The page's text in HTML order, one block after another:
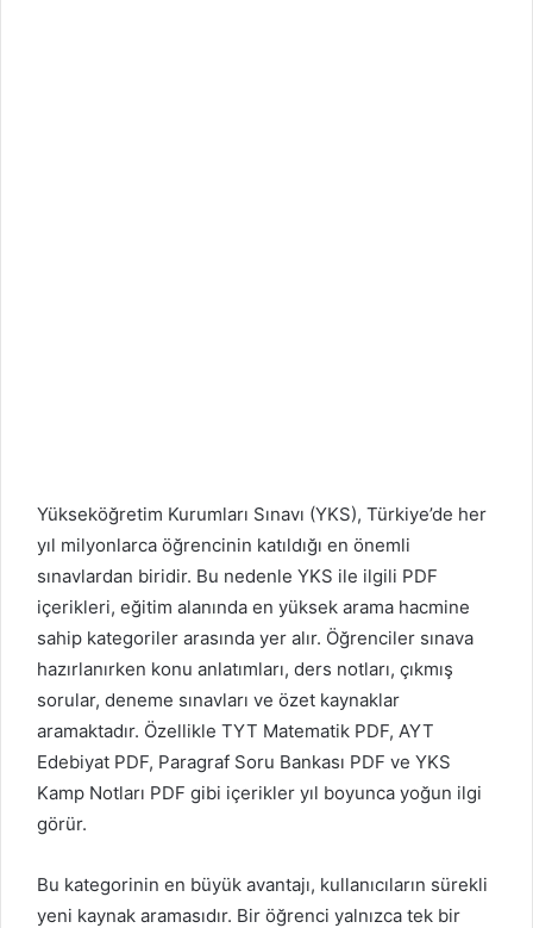
Yükseköğretim Kurumları Sınavı (YKS), Türkiye’de her
yıl milyonlarca öğrencinin katıldığı en önemli
sınavlardan biridir. Bu nedenle YKS ile ilgili PDF
içerikleri, eğitim alanında en yüksek arama hacmine
sahip kategoriler arasında yer alır. Öğrenciler sınava
hazırlanırken konu anlatımları, ders notları, çıkmış
sorular, deneme sınavları ve özet kaynaklar
aramaktadır. Özellikle TYT Matematik PDF, AYT
Edebiyat PDF, Paragraf Soru Bankası PDF ve YKS
Kamp Notları PDF gibi içerikler yıl boyunca yoğun ilgi
görür.
Bu kategorinin en büyük avantajı, kullanıcıların sürekli
yeni kaynak aramasıdır. Bir öğrenci yalnızca tek bir